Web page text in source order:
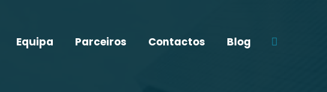
Equipa Parceiros Contactos Blog Search: